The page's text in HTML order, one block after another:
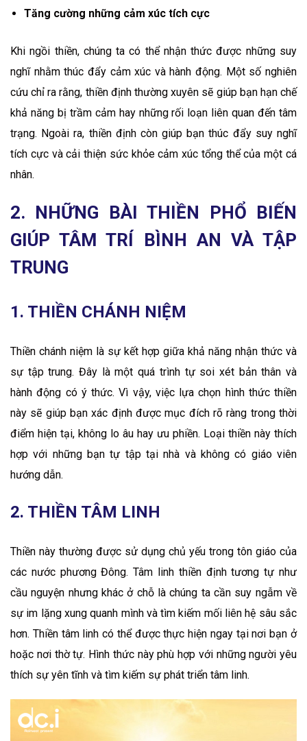
Tăng cường những cảm xúc tích cực
Khi ngồi thiền, chúng ta có thể nhận thức được những suy
nghĩ nhằm thúc đẩy cảm xúc và hành động. Một số nghiên
cứu chỉ ra rằng, thiền định thường xuyên sẽ giúp bạn hạn chế
khả năng bị trầm cảm hay những rối loạn liên quan đến tâm
trạng. Ngoài ra, thiền định còn giúp bạn thúc đẩy suy nghĩ
tích cực và cải thiện sức khỏe cảm xúc tổng thể của một cá
nhân.
2. NHỮNG BÀI THIỀN PHỔ BIẾN
GIÚP TÂM TRÍ BÌNH AN VÀ TẬP
TRUNG
1. THIỀN CHÁNH NIỆM
Thiền chánh niệm là sự kết hợp giữa khả năng nhận thức và
sự tập trung. Đây là một quá trình tự soi xét bản thân và
hành động có ý thức. Vì vậy, việc lựa chọn hình thức thiền
này sẽ giúp bạn xác định được mục đích rõ ràng trong thời
điểm hiện tại, không lo âu hay ưu phiền. Loại thiền này thích
hợp với những bạn tự tập tại nhà và không có giáo viên
hướng dẫn.
2. THIỀN TÂM LINH
Thiền này thường được sử dụng chủ yếu trong tôn giáo của
các nước phương Đông. Tâm linh thiền định tương tự như
cầu nguyện nhưng khác ở chỗ là chúng ta cần suy ngẫm về
sự im lặng xung quanh mình và tìm kiếm mối liên hệ sâu sắc
hơn. Thiền tâm linh có thể được thực hiện ngay tại nơi bạn ở
hoặc nơi thờ tự. Hình thức này phù hợp với những người yêu
thích sự yên tĩnh và tìm kiếm sự phát triển tâm linh.